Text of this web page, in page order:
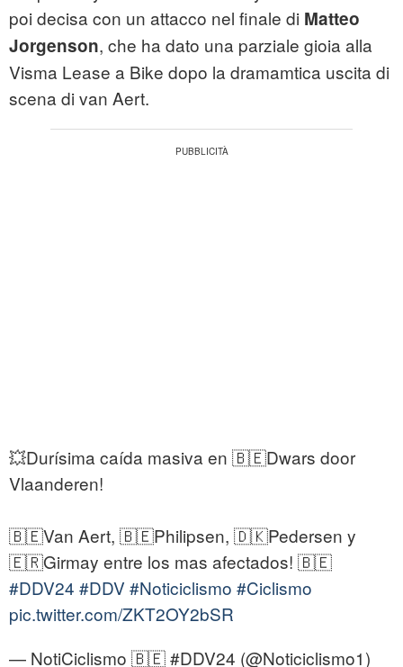
poi decisa con un attacco nel finale di Matteo
Jorgenson, che ha dato una parziale gioia alla
Visma Lease a Bike dopo la dramamtica uscita di
scena di van Aert.
💥Durísima caída masiva en 🇧🇪Dwars door
Vlaanderen!
🇧🇪Van Aert, 🇧🇪Philipsen, 🇩🇰Pedersen y
🇪🇷Girmay entre los mas afectados! 🇧🇪
#DDV24 #DDV #Noticiclismo #Ciclismo
pic.twitter.com/ZKT2OY2bSR
— NotiCiclismo 🇧🇪 #DDV24 (@Noticiclismo1)